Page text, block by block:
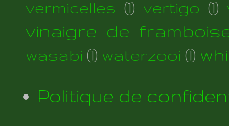
vermicelles (1) vertigo (1)
vinaigre de
wasabi (1) waterzooi (1)
Politique de